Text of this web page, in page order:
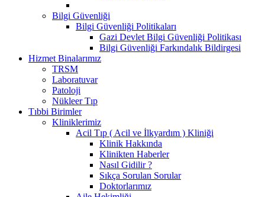
Bilgi Güvenliği
Bilgi Güvenliği Politikaları
Gazi Devlet Bilgi Güvenliği Politikası
Bilgi Güvenliği Farkındalık Bildirgesi
Hizmet Binalarımız
TRSM
Laboratuvar
Patoloji
Nükleer Tıp
Tıbbi Birimler
Kliniklerimiz
Acil Tıp ( Acil ve İlkyardım ) Kliniği
Klinik Hakkında
Klinikten Haberler
Nasıl Gidilir ?
Sıkça Sorulan Sorular
Doktorlarımız